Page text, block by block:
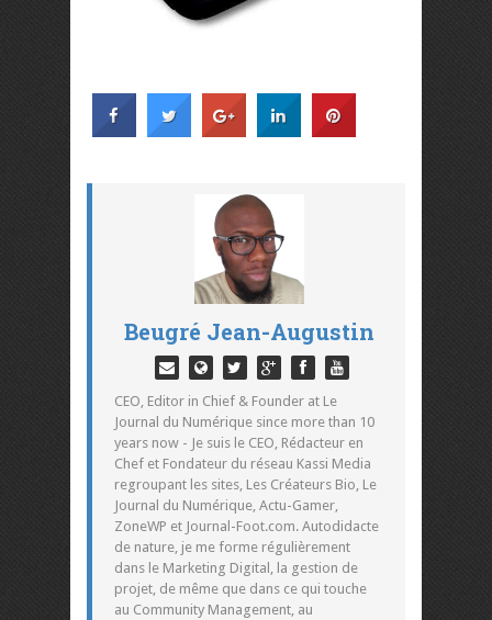
Beugré Jean-Augustin
CEO, Editor in Chief & Founder at Le
Journal du Numérique since more than 10
years now - Je suis le CEO, Rédacteur en
Chef et Fondateur du réseau Kassi Media
regroupant les sites, Les Créateurs Bio, Le
Journal du Numérique, Actu-Gamer,
ZoneWP et Journal-Foot.com. Autodidacte
de nature, je me forme régulièrement
dans le Marketing Digital, la gestion de
projet, de même que dans ce qui touche
au Community Management, au